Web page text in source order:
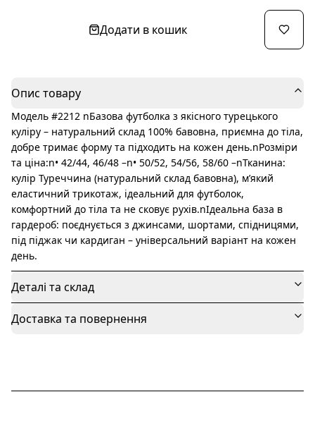
Додати в кошик
Опис товару
Модель #2212 nБазова футболка з якісного турецького
куліру – натуральний склад 100% бавовна, приємна до тіла,
добре тримає форму та підходить на кожен день.nРозміри
та ціна:n• 42/44, 46/48 –n• 50/52, 54/56, 58/60 –nТканина:
кулір Туреччина (натуральний склад бавовна), м’який
еластичний трикотаж, ідеальний для футболок,
комфортний до тіла та не сковує рухів.nІдеальна база в
гардероб: поєднується з джинсами, шортами, спідницями,
під піджак чи кардиган – універсальний варіант на кожен
день.
Деталі та склад
Доставка та повернення